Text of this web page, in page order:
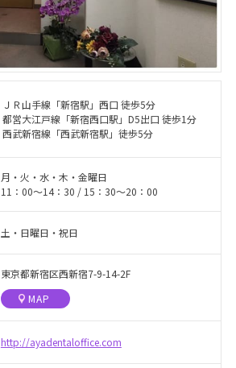
ＪＲ山手線「新宿駅」西口 徒歩5分
都営大江戸線「新宿西口駅」D5出口 徒歩1分
西武新宿線「西武新宿駅」徒歩5分
月・火・水・木・金曜日
11：00〜14：30 / 15：30〜20：00
土・日曜日・祝日
東京都新宿区西新宿7-9-14-2F
MAP
http://ayadentaloffice.com